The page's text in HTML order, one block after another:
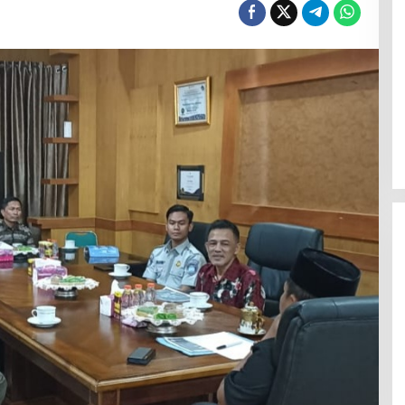
Polresta Mamuju Terapkan
Restorative Justice Kasus
Intimidasi Juru Parkir Jalan Emmy
Saelan